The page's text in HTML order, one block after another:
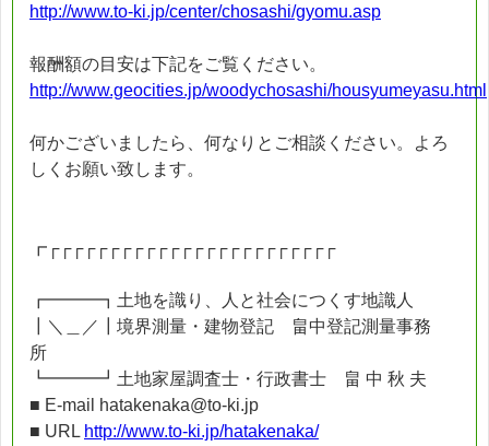
http://www.to-ki.jp/center/chosashi/gyomu.asp
報酬額の目安は下記をご覧ください。
http://www.geocities.jp/woodychosashi/housyumeyasu.html
何かございましたら、何なりとご相談ください。よろ
しくお願い致します。
┏┌┌┌┌┌┌┌┌┌┌┌┌┌┌┌┌┌┌┌┌┌┌┌┌
┏━━━┓土地を識り、人と社会につくす地識人
┃＼＿／┃境界測量・建物登記 畠中登記測量事務
所
┗━━━┛土地家屋調査士・行政書士 畠 中 秋 夫
■ E-mail hatakenaka@to-ki.jp
■ URL http://www.to-ki.jp/hatakenaka/